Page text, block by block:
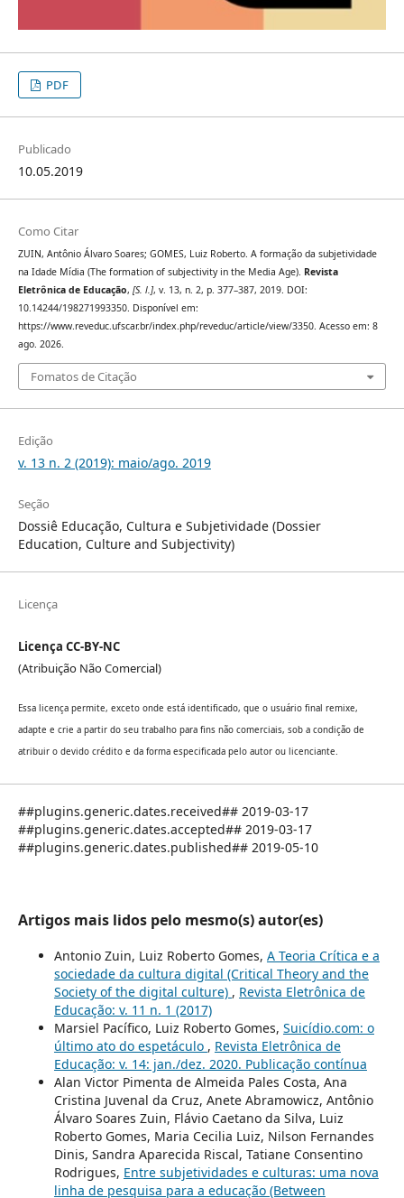
PDF
Publicado
10.05.2019
Como Citar
ZUIN, Antônio Álvaro Soares; GOMES, Luiz Roberto. A formação da subjetividade
na Idade Mídia (The formation of subjectivity in the Media Age). Revista
Eletrônica de Educação, [S. l.], v. 13, n. 2, p. 377–387, 2019. DOI:
10.14244/198271993350. Disponível em:
https://www.reveduc.ufscar.br/index.php/reveduc/article/view/3350. Acesso em: 8
ago. 2026.
Fomatos de Citação
Edição
v. 13 n. 2 (2019): maio/ago. 2019
Seção
Dossiê Educação, Cultura e Subjetividade (Dossier
Education, Culture and Subjectivity)
Licença
Licença CC-BY-NC
(Atribuição Não Comercial)
Essa licença permite, exceto onde está identificado, que o usuário final remixe,
adapte e crie a partir do seu trabalho para fins não comerciais, sob a condição de
atribuir o devido crédito e da forma especificada pelo autor ou licenciante.
##plugins.generic.dates.received## 2019-03-17
##plugins.generic.dates.accepted## 2019-03-17
##plugins.generic.dates.published## 2019-05-10
Artigos mais lidos pelo mesmo(s) autor(es)
Antonio Zuin, Luiz Roberto Gomes, A Teoria Crítica e a
sociedade da cultura digital (Critical Theory and the
Society of the digital culture) , Revista Eletrônica de
Educação: v. 11 n. 1 (2017)
Marsiel Pacífico, Luiz Roberto Gomes, Suicídio.com: o
último ato do espetáculo , Revista Eletrônica de
Educação: v. 14: jan./dez. 2020. Publicação contínua
Alan Victor Pimenta de Almeida Pales Costa, Ana
Cristina Juvenal da Cruz, Anete Abramowicz, Antônio
Álvaro Soares Zuin, Flávio Caetano da Silva, Luiz
Roberto Gomes, Maria Cecilia Luiz, Nilson Fernandes
Dinis, Sandra Aparecida Riscal, Tatiane Consentino
Rodrigues, Entre subjetividades e culturas: uma nova
linha de pesquisa para a educação (Between